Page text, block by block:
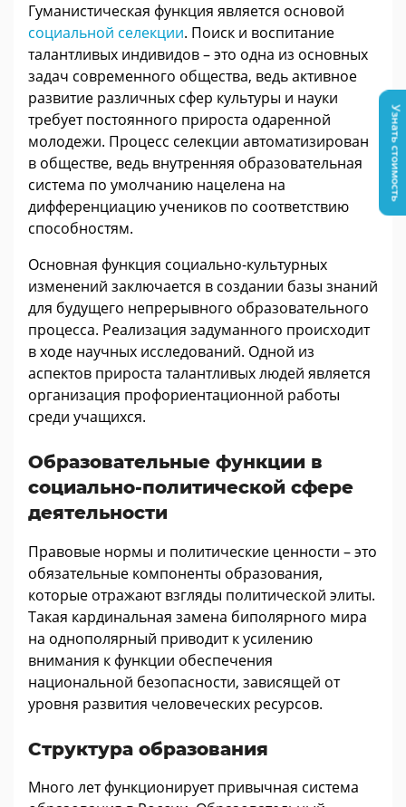
Гуманистическая функция является основой
социальной селекции. Поиск и воспитание
талантливых индивидов – это одна из основных
задач современного общества, ведь активное
развитие различных сфер культуры и науки
требует постоянного прироста одаренной
молодежи. Процесс селекции автоматизирован
в обществе, ведь внутренняя образовательная
система по умолчанию нацелена на
дифференциацию учеников по соответствию
способностям.
Основная функция социально-культурных
изменений заключается в создании базы знаний
для будущего непрерывного образовательного
процесса. Реализация задуманного происходит
в ходе научных исследований. Одной из
аспектов прироста талантливых людей является
организация профориентационной работы
среди учащихся.
Образовательные функции в
социально-политической сфере
деятельности
Правовые нормы и политические ценности – это
обязательные компоненты образования,
которые отражают взгляды политической элиты.
Такая кардинальная замена биполярного мира
на однополярный приводит к усилению
внимания к функции обеспечения
национальной безопасности, зависящей от
уровня развития человеческих ресурсов.
Структура образования
Много лет функционирует привычная система
Узнать стоимость